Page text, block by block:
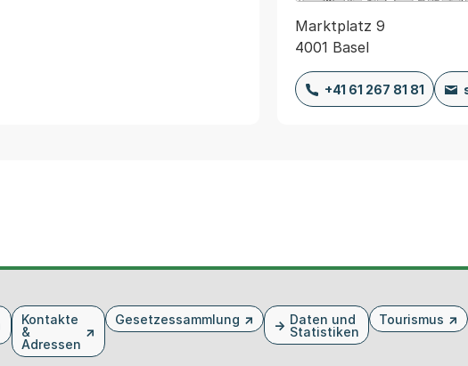
Marktplatz 9
4001 Basel
+41 61 267 81 81
Kontakte
&
Adressen
Gesetzessammlung
Daten und
Statistiken
Tourismus